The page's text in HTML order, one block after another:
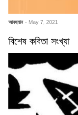
আবহমান - May 7, 2021
বিশেষ কবিতা সংখ্যা